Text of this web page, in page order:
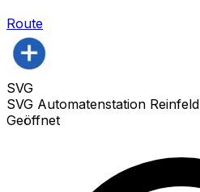
Route
SVG
SVG Automatenstation Reinfeld
Geöffnet